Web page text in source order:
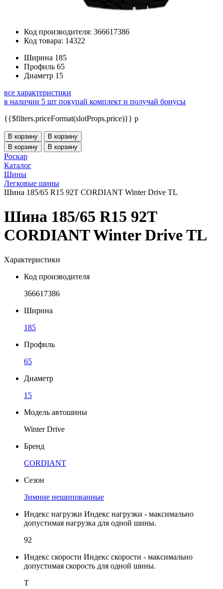
Код производителя: 366617386
Код товара: 14322
Ширина 185
Профиль 65
Диаметр 15
все характеристики
в наличии 5 шт покупай комплект и получай бонусы
{{$filters.priceFormat(slotProps.price)}} p
В корзину
В корзину
В корзину
В корзину
Роскар
Каталог
Шины
Легковые шины
Шина 185/65 R15 92T CORDIANT Winter Drive TL
Шина 185/65 R15 92T
CORDIANT Winter Drive TL
Характеристики
Код производителя
366617386
Ширина
185
Профиль
65
Диаметр
15
Модель автошины
Winter Drive
Бренд
CORDIANT
Сезон
Зимние нешипованные
Индекс нагрузки Индекс нагрузки - максимально
допустимая нагрузка для одной шины.
92
Индекс скорости Индекс скорости - максимально
допустимая скорость для одной шины.
T